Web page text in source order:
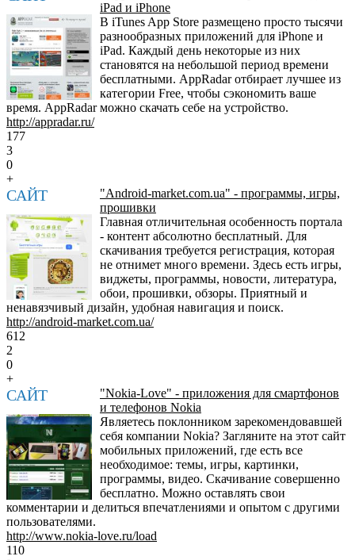
iPad и iPhone
В iTunes App Store размещено просто тысячи
разнообразных приложений для iPhone и
iPad. Каждый день некоторые из них
становятся на небольшой период времени
бесплатными. AppRadar отбирает лучшее из
категории Free, чтобы сэкономить ваше
время. AppRadar можно скачать себе на устройство.
http://appradar.ru/
177
3
0
+
САЙТ
"Android-market.com.ua" - программы, игры,
прошивки
Главная отличительная особенность портала
- контент абсолютно бесплатный. Для
скачивания требуется регистрация, которая
не отнимет много времени. Здесь есть игры,
виджеты, программы, новости, литература,
обои, прошивки, обзоры. Приятный и
ненавязчивый дизайн, удобная навигация и поиск.
http://android-market.com.ua/
612
2
0
+
САЙТ
"Nokia-Love" - приложения для смартфонов
и телефонов Nokia
Являетесь поклонником зарекомендовавшей
себя компании Nokia? Загляните на этот сайт
мобильных приложений, где есть все
необходимое: темы, игры, картинки,
программы, видео. Скачивание совершенно
бесплатно. Можно оставлять свои
комментарии и делиться впечатлениями и опытом с другими
пользователями.
http://www.nokia-love.ru/load
110